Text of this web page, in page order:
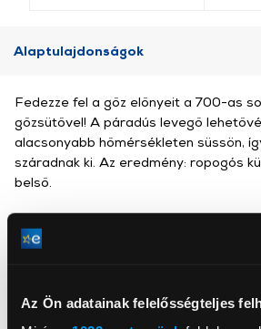
Az Ön adatainak felelősségteljes
Alaptulajdonságok
Fedezze fel a gőz előnyeit a 700-as
gőzsütővel! A páradús levegő
alacsonyabb hőmérsékleten süssön,
száradnak ki. Az eredmény: ropogós
belső.
Termékinformációs adatlap